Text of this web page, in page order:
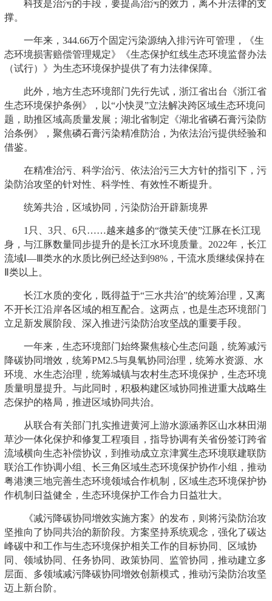
科技是治污的手段，要提高治污的效力，离不开法律的支
撑。
一年来，344.66万个固定污染源纳入排污许可管理，《生
态环境损害赔偿管理规定》《生态保护红线生态环境监督办法
（试行）》为生态环境保护提供了有力法律保障。
此外，地方生态环境部门先行先试，浙江省出台《浙江省
生态环境保护条例》，以“小快灵”立法解决跨区域生态环境问
题，助推区域高质量发展；湖北省制定《湖北省磷石膏污染防
治条例》，聚焦磷石膏污染精准防治，为依法治污提供经验和
借鉴。
在精准治污、科学治污、依法治污三大方针的指引下，污
染防治攻坚的针对性、科学性、有效性不断提升。
统筹共治，区域协同，污染防治开辟新境界
1只、3只、6只……越来越多的“微笑天使”江豚在长江现
身，与江豚数量同步提升的是长江水环境质量。2022年，长江
流域Ⅰ—Ⅲ类水的水质比例已经达到98%，干流水质继续保持在
Ⅱ类以上。
长江水质的变化，既得益于“三水共治”的统筹治理，又离
不开长江沿岸各区域的相互配合。这两点，也是生态环境部门
立足新发展阶段、深入推进污染防治攻坚战的重要手段。
一年来，生态环境部门始终聚焦核心生态问题，统筹减污
降碳协同增效，统筹PM2.5与臭氧协同治理，统筹水资源、水
环境、水生态治理，统筹城镇与农村生态环境保护，生态环境
质量明显提升。与此同时，积极构建区域协同推进重大战略生
态保护的格局，推进区域协同共治。
从联合有关部门扎实推进黄河上游水源涵养区山水林田湖
草沙一体化保护和修复工程项目，指导协调有关省份签订跨省
流域横向生态补偿协议，到推动成立京津冀生态环境联建联防
联治工作协调小组、长三角区域生态环境保护协作小组，推动
粤港澳三地完善生态环境领域合作机制，区域生态环境保护协
作机制日益健全，生态环境保护工作合力日益壮大。
《减污降碳协同增效实施方案》的发布，则将污染防治攻
坚推向了协同共治的新阶段。方案坚持系统观念，强化了碳达
峰碳中和工作与生态环境保护相关工作的目标协同、区域协
同、领域协同、任务协同、政策协同、监管协同，推动建立多
层面、多领域减污降碳协同增效创新模式，推动污染防治攻坚
迈上新台阶。